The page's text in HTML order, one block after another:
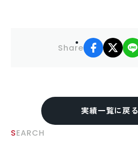
Share
facebook
X
実績一覧に戻る
SEARCH